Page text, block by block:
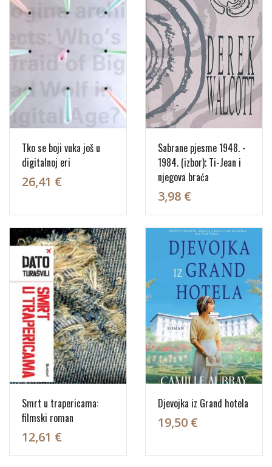
Tko se boji vuka još u
digitalnoj eri
26,41 €
Sabrane pjesme 1948. -
1984. (izbor); Ti-Jean i
njegova braća
3,98 €
Smrt u trapericama:
filmski roman
12,61 €
Djevojka iz Grand hotela
19,50 €